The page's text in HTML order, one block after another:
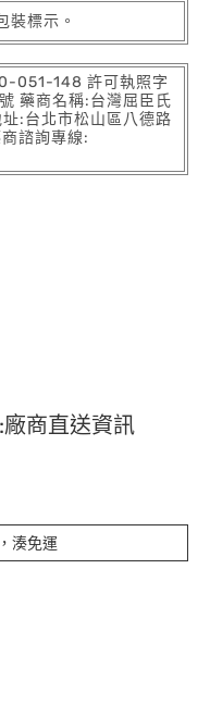
裝標示。
051-148 許可執照字
藥商名稱:台灣屈臣氏
:台北市松山區八德路
諮詢專線:
廠商直送資訊
湊免運